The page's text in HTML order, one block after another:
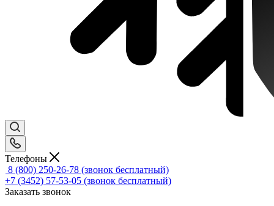
Телефоны
8 (800) 250-26-78 (звонок бесплатный)
+7 (3452) 57-53-05 (звонок бесплатный)
Заказать звонок